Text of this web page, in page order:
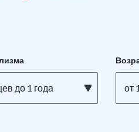
до 1 года от